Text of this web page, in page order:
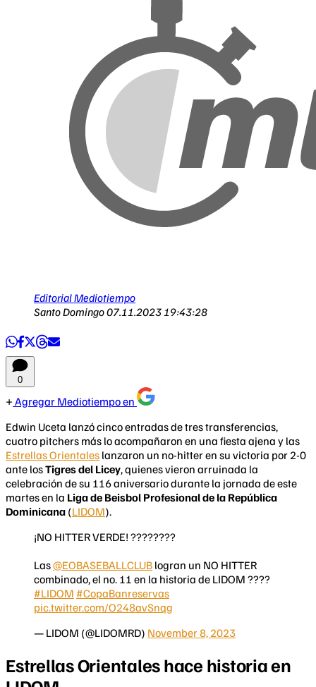
Editorial Mediotiempo
Santo Domingo07.11.2023 19:43:28
0
Agregar Mediotiempo en
Edwin Uceta lanzó cinco entradas de tres transferencias,
cuatro pitchers más lo acompañaron en una fiesta ajena y las
Estrellas Orientales lanzaron un no-hitter en su victoria por 2-0
ante losTigres del Licey, quienes vieron arruinada la
celebración de su 116 aniversario durante la jornada de este
martes en la Liga de Beisbol Profesional de la República
Dominicana (LIDOM).
¡NO HITTER VERDE! ????????
Las@EOBASEBALLCLUB logran un NO HITTER
combinado, el no. 11 en la historia de LIDOM ????
#LIDOM #CopaBanreservas
pic.twitter.com/O248avSnqg
— LIDOM (@LIDOMRD) November 8, 2023
Estrellas Orientales hace historia en